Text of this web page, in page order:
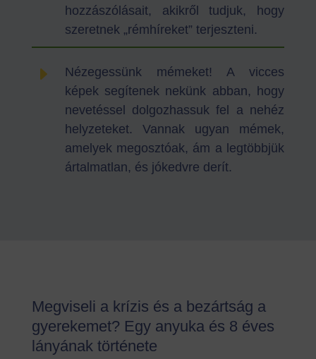
hozzászólásait, akikről tudjuk, hogy
szeretnek „rémhíreket” terjeszteni.
E
Nézegessünk mémeket! A vicces
képek segítenek nekünk abban, hogy
nevetéssel dolgozhassuk fel a nehéz
helyzeteket. Vannak ugyan mémek,
amelyek megosztóak, ám a legtöbbjük
ártalmatlan, és jókedvre derít.
Megviseli a krízis és a bezártság a
gyerekemet? Egy anyuka és 8 éves
lányának története